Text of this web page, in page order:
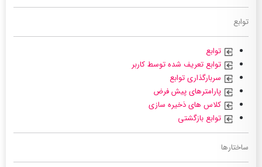
توابع
توابع
توابع تعریف شده توسط کاربر
سربارگذاری توابع
پارامترهای پیش فرض
کلاس های ذخیره سازی
توابع بازگشتی
ساختارها